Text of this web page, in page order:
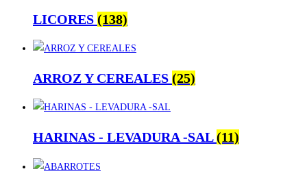
LICORES (138)
ARROZ Y CEREALES (25)
HARINAS - LEVADURA -SAL(11)